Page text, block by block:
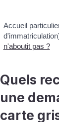
Accueil
n'aboutit pas ?
Quels
une
carte